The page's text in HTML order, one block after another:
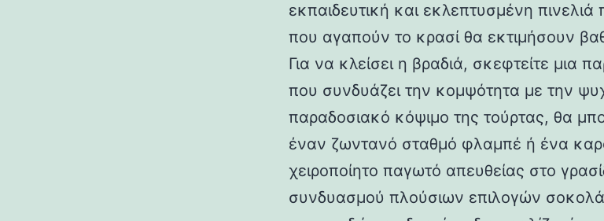
εκπαιδευτική και εκλεπτυσμένη πινελιά
που αγαπούν το κρασί θα εκτιμήσουν
Για να κλείσει η βραδιά, σκεφτείτε μια
που συνδυάζει την κομψότητα με την
παραδοσιακό κόψιμο της τούρτας, θα
έναν ζωντανό σταθμό φλαμπέ ή ένα
χειροποίητο παγωτό απευθείας στο
συνδυασμού πλούσιων επιλογών